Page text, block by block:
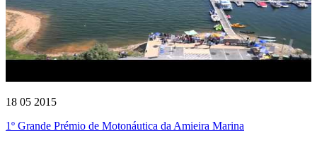
18 05 2015
1º Grande Prémio de Motonáutica da Amieira Marina